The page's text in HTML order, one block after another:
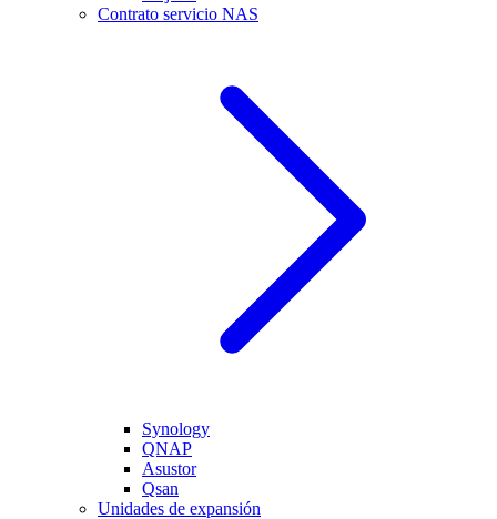
Contrato servicio NAS
Synology
QNAP
Asustor
Qsan
Unidades de expansión